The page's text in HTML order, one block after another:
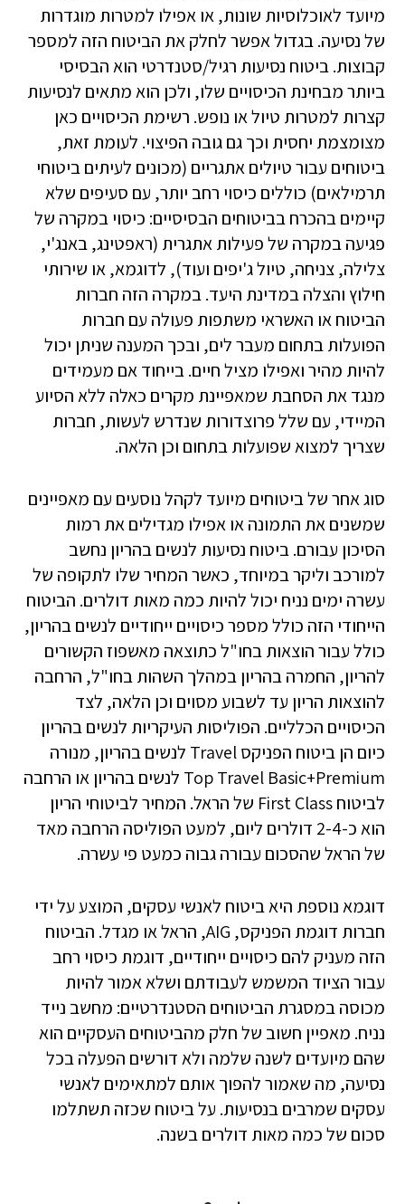
מיועד לאוכלוסיות שונות, או אפילו למטרות מוגדרות
של נסיעה. בגדול אפשר לחלק את הביטוח הזה למספר
קבוצות. ביטוח נסיעות רגיל/סטנדרטי הוא הבסיסי
ביותר מבחינת הכיסויים שלו, ולכן הוא מתאים לנסיעות
קצרות למטרות טיול או נופש. רשימת הכיסויים כאן
מצומצמת יחסית וכך גם גובה הפיצוי. לעומת זאת,
ביטוחים עבור טיולים אתגריים (מכונים לעיתים ביטוחי
תרמילאים) כוללים כיסוי רחב יותר, עם סעיפים שלא
קיימים בהכרח בביטוחים הבסיסיים: כיסוי במקרה של
פגיעה במקרה של פעילות אתגרית (ראפטינג, באנג'י,
צלילה, צניחה, טיול ג'יפים ועוד), לדוגמא, או שירותי
חילוץ והצלה במדינת היעד. במקרה הזה חברות
הביטוח או האשראי משתפות פעולה עם חברות
הפועלות בתחום מעבר לים, ובכך המענה שניתן יכול
להיות מהיר ואפילו מציל חיים. בייחוד אם מעמידים
מנגד את הסחבת שמאפיינת מקרים כאלה ללא הסיוע
המיידי, עם שלל פרוצדורות שנדרש לעשות, חברות
שצריך למצוא שפועלות בתחום וכן הלאה.
סוג אחר של ביטוחים מיועד לקהל נוסעים עם מאפיינים
שמשנים את התמונה או אפילו מגדילים את רמות
הסיכון עבורם. ביטוח נסיעות לנשים בהריון נחשב
למורכב וליקר במיוחד, כאשר המחיר שלו לתקופה של
עשרה ימים נניח יכול להיות כמה מאות דולרים. הביטוח
הייחודי הזה כולל מספר כיסויים ייחודיים לנשים בהריון,
כולל עבור הוצאות בחו"ל כתוצאה מאשפוז הקשורים
להריון, החמרה בהריון במהלך השהות בחו"ל, הרחבה
להוצאות הריון עד לשבוע מסוים וכן הלאה, לצד
הכיסויים הכלליים. הפוליסות העיקריות לנשים בהריון
כיום הן ביטוח הפניקס Travel לנשים בהריון, מנורה
Top Travel Basic+Premium לנשים בהריון או הרחבה
לביטוח First Class של הראל. המחיר לביטוחי הריון
הוא כ-2-4 דולרים ליום, למעט הפוליסה הרחבה מאד
של הראל שהסכום עבורה גבוה כמעט פי עשרה.
דוגמא נוספת היא ביטוח לאנשי עסקים, המוצע על ידי
חברות דוגמת הפניקס, AIG, הראל או מגדל. הביטוח
הזה מעניק להם כיסויים ייחודיים, דוגמת כיסוי רחב
עבור הציוד המשמש לעבודתם ושלא אמור להיות
מכוסה במסגרת הביטוחים הסטנדרטיים: מחשב נייד
נניח. מאפיין חשוב של חלק מהביטוחים העסקיים הוא
שהם מיועדים לשנה שלמה ולא דורשים הפעלה בכל
נסיעה, מה שאמור להפוך אותם למתאימים לאנשי
עסקים שמרבים בנסיעות. על ביטוח שכזה תשתלמו
סכום של כמה מאות דולרים בשנה.